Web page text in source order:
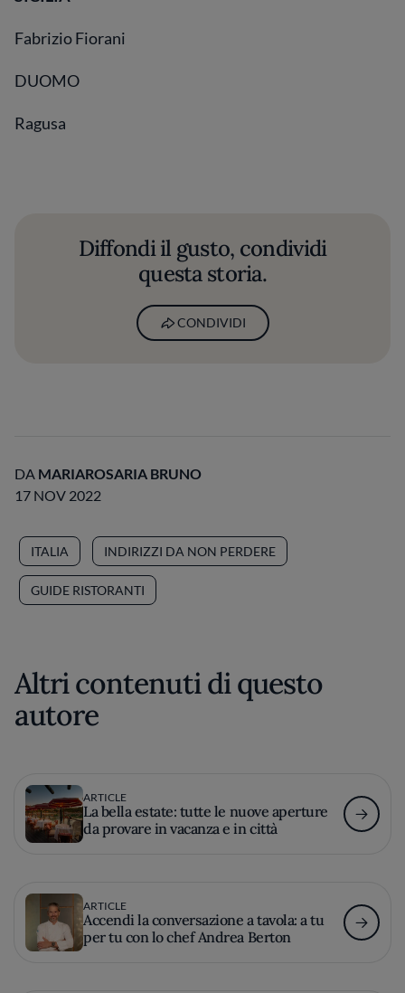
Fabrizio Fiorani
DUOMO
Ragusa
Diffondi il gusto, condividi
questa storia.
CONDIVIDI
DA MARIAROSARIA BRUNO
17 NOV 2022
ITALIA INDIRIZZI DA NON PERDERE
GUIDE RISTORANTI
Altri contenuti di questo
autore
ARTICLE
La bella estate: tutte le nuove aperture
da provare in vacanza e in città
ARTICLE
Accendi la conversazione a tavola: a tu
per tu con lo chef Andrea Berton